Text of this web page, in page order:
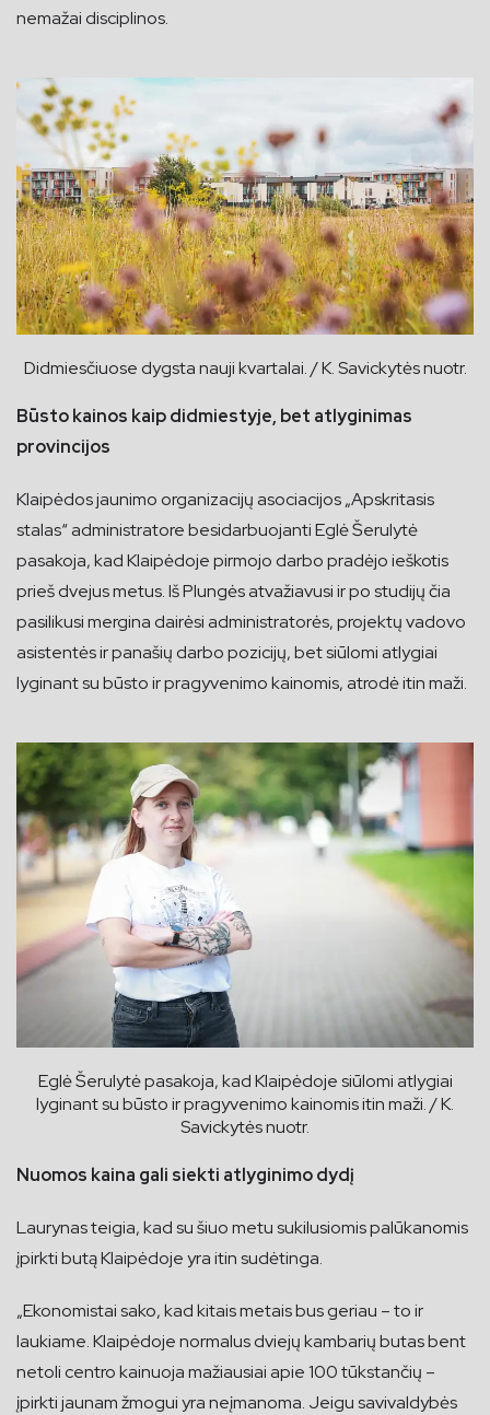
nemažai disciplinos.
Didmiesčiuose dygsta nauji kvartalai. / K. Savickytės nuotr.
Būsto kainos kaip didmiestyje, bet atlyginimas
provincijos
Klaipėdos jaunimo organizacijų asociacijos „Apskritasis
stalas“ administratore besidarbuojanti Eglė Šerulytė
pasakoja, kad Klaipėdoje pirmojo darbo pradėjo ieškotis
prieš dvejus metus. Iš Plungės atvažiavusi ir po studijų čia
pasilikusi mergina dairėsi administratorės, projektų vadovo
asistentės ir panašių darbo pozicijų, bet siūlomi atlygiai
lyginant su būsto ir pragyvenimo kainomis, atrodė itin maži.
Eglė Šerulytė pasakoja, kad Klaipėdoje siūlomi atlygiai
lyginant su būsto ir pragyvenimo kainomis itin maži. / K.
Savickytės nuotr.
Nuomos kaina gali siekti atlyginimo dydį
Laurynas teigia, kad su šiuo metu sukilusiomis palūkanomis
įpirkti butą Klaipėdoje yra itin sudėtinga.
„Ekonomistai sako, kad kitais metais bus geriau – to ir
laukiame. Klaipėdoje normalus dviejų kambarių butas bent
netoli centro kainuoja mažiausiai apie 100 tūkstančių –
įpirkti jaunam žmogui yra neįmanoma. Jeigu savivaldybės